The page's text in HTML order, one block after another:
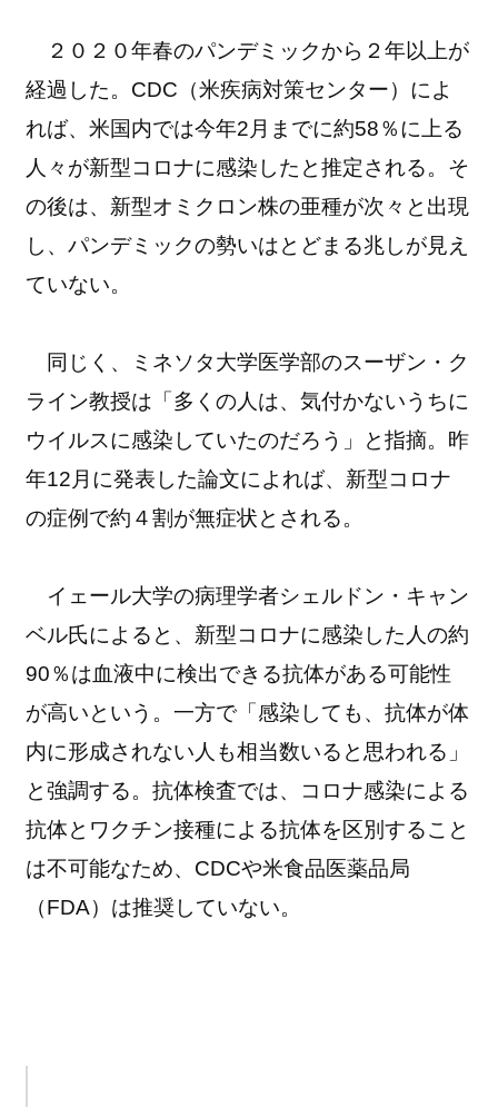
２０２０年春のパンデミックから２年以上が
経過した。CDC（米疾病対策センター）によ
れば、米国内では今年2月までに約58％に上る
人々が新型コロナに感染したと推定される。そ
の後は、新型オミクロン株の亜種が次々と出現
し、パンデミックの勢いはとどまる兆しが見え
ていない。
同じく、ミネソタ大学医学部のスーザン・ク
ライン教授は「多くの人は、気付かないうちに
ウイルスに感染していたのだろう」と指摘。昨
年12月に発表した論文によれば、新型コロナ
の症例で約４割が無症状とされる。
イェール大学の病理学者シェルドン・キャン
ベル氏によると、新型コロナに感染した人の約
90％は血液中に検出できる抗体がある可能性
が高いという。一方で「感染しても、抗体が体
内に形成されない人も相当数いると思われる」
と強調する。抗体検査では、コロナ感染による
抗体とワクチン接種による抗体を区別すること
は不可能なため、CDCや米食品医薬品局
（FDA）は推奨していない。